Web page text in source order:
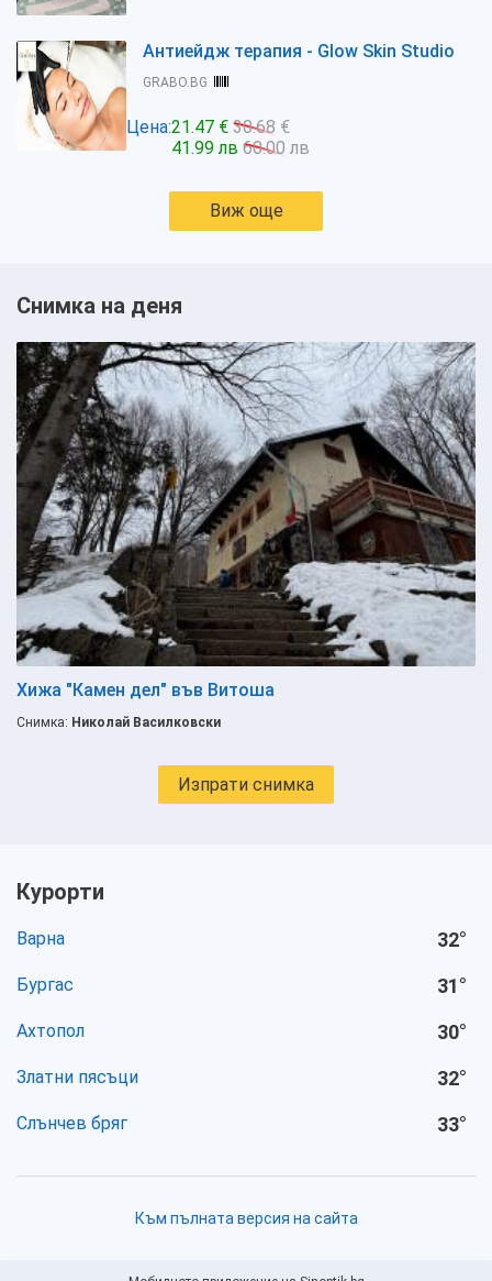
Антиейдж терапия - Glow Skin Studio
GRABO.BG
Цена:21.47 € 30.68 €
41.99 лв 60.00 лв
Виж още
Снимка на деня
Хижа "Камен дел" във Витоша
Снимка: Николай Василковски
Изпрати снимка
Курорти
Варна 32°
Бургас 31°
Ахтопол 30°
Златни пясъци 32°
Слънчев бряг 33°
Към пълната версия на сайта